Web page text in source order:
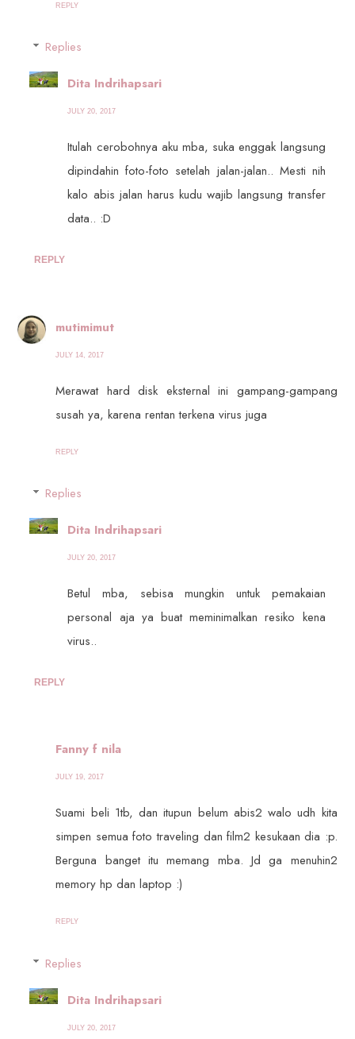
REPLY
Replies
Dita Indrihapsari
JULY 20, 2017
Itulah cerobohnya aku mba, suka enggak langsung
dipindahin foto-foto setelah jalan-jalan.. Mesti nih
kalo abis jalan harus kudu wajib langsung transfer
data.. :D
REPLY
mutimimut
JULY 14, 2017
Merawat hard disk eksternal ini gampang-gampang
susah ya, karena rentan terkena virus juga
REPLY
Replies
Dita Indrihapsari
JULY 20, 2017
Betul mba, sebisa mungkin untuk pemakaian
personal aja ya buat meminimalkan resiko kena
virus..
REPLY
Fanny f nila
JULY 19, 2017
Suami beli 1tb, dan itupun belum abis2 walo udh kita
simpen semua foto traveling dan film2 kesukaan dia :p.
Berguna banget itu memang mba. Jd ga menuhin2
memory hp dan laptop :)
REPLY
Replies
Dita Indrihapsari
JULY 20, 2017